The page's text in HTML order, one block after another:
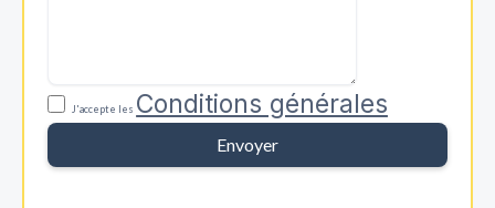
J'accepte les Conditions générales